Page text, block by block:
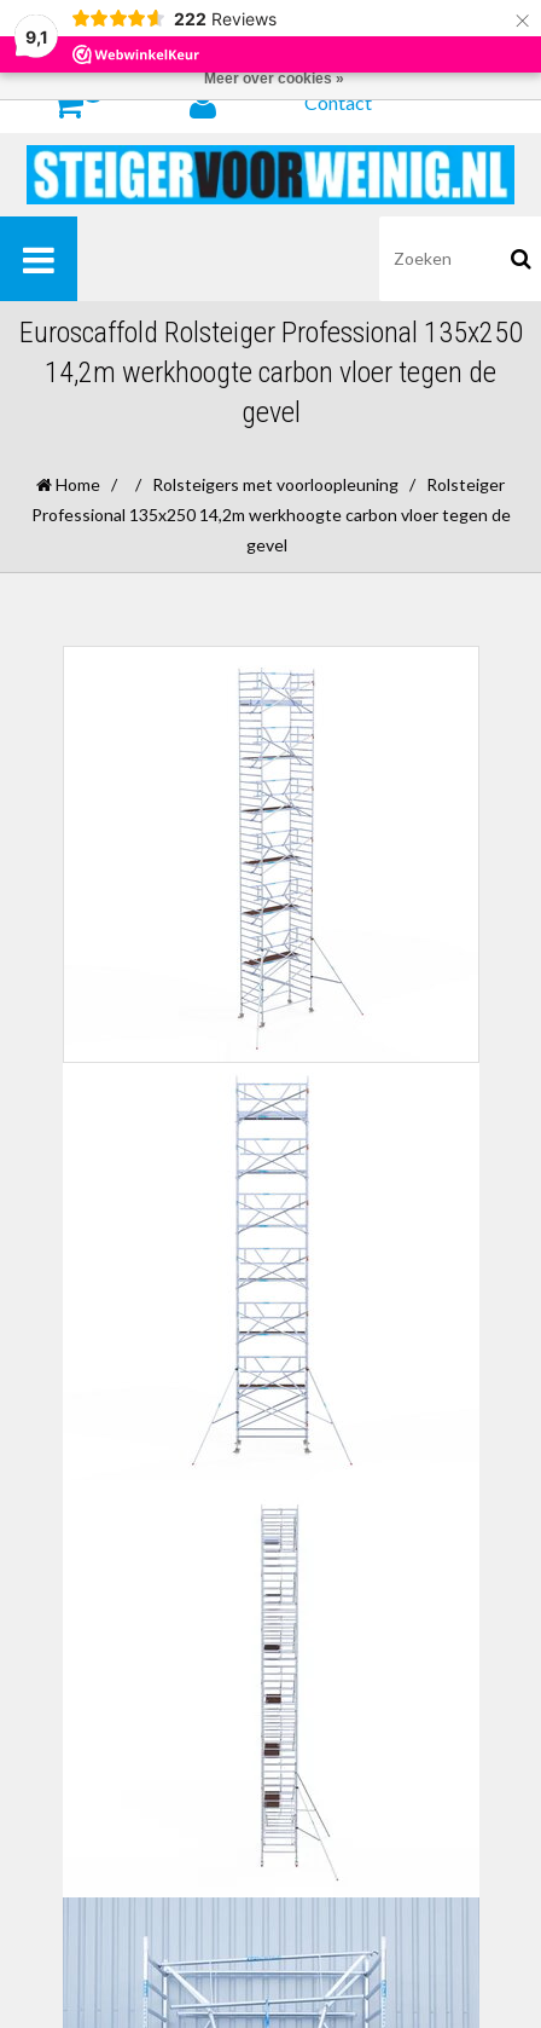
9,1
222 Reviews ×
Contact
Euroscaffold Rolsteiger Professional 135x250
14,2m werkhoogte carbon vloer tegen de
gevel
Home / / Rolsteigers met voorloopleuning / Rolsteiger
Professional 135x250 14,2m werkhoogte carbon vloer tegen de
gevel
Door het gebruiken van onze website, ga je akkoord met het gebruik van
cookies om onze website te verbeteren.
Meer over cookies »